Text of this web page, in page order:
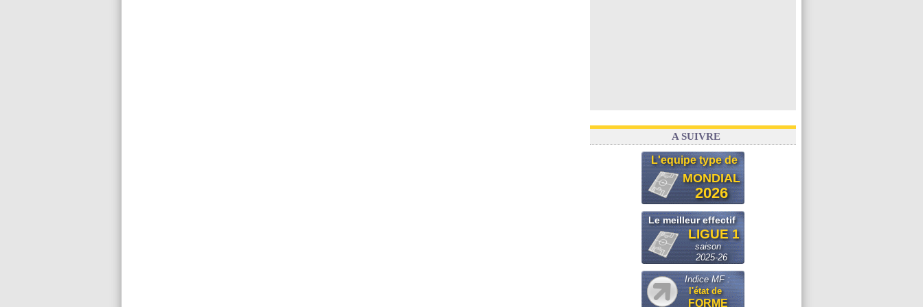
A SUIVRE
L'equipe type de
MONDIAL
2026
Le meilleur effectif
LIGUE 1
saison
2025-26
Indice MF :
l'état de
FORME